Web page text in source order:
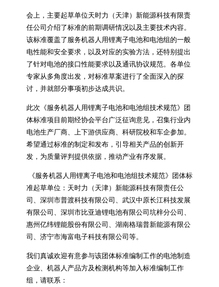
会上，主要起草单位天时力（天津）新能源科技有限责
任公司介绍了标准的前期调研情况以及主要技术内容。
该标准覆盖了服务机器人用锂离子电池和电池组的一般
电性能和安全要求，以及对应的实验方法，还特别提出
了针对电池的接口性能要求以及通讯协议规范。各单位
专家从多角度出发，对标准草案进行了全面深入的探
讨，并就部分事项初步达成共识。
此次《服务机器人用锂离子电池和电池组技术规范》团
体标准项目前期经协会平台广泛征询意见，召集行业内
电池生产厂商、上下游供应商、科研院校和车企参加。
希望通过标准的制定和发布，引导相关产品的创新开
发，为质量评判提供依据，推动产业有序发展。
《服务机器人用锂离子电池和电池组技术规范》团体标
准起草单位：天时力（天津）新能源科技有限责任公
司、深圳市普渡科技有限公司、武汉中原长江科技发展
有限公司、深圳市比亚迪锂电池有限公司坑梓分公司、
惠州亿纬锂能股份有限公司、湖南格瑞普新能源有限公
司、济宁市海富电子科技有限公司等。
我们真诚欢迎有意参与该团体标准编制工作的电池制造
企业、机器人产品方及检测机构等加入标准编制工作
组，请联系：